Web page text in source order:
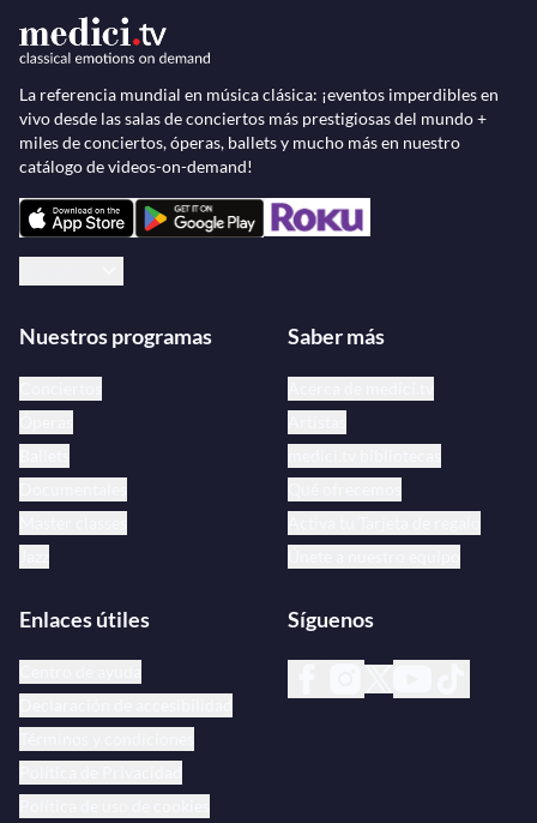
La referencia mundial en música clásica: ¡eventos imperdibles en
vivo desde las salas de conciertos más prestigiosas del mundo +
miles de conciertos, óperas, ballets y mucho más en nuestro
catálogo de videos-on-demand!
Nuestros programas Saber más
Enlaces útiles Síguenos